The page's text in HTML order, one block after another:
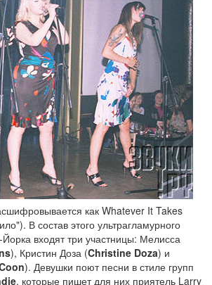
как Whatever It Takes
В состав этого ультрагламурного
входят три участницы: Мелисса
), Кристин Доза (Christine Doza) и
). Девушки поют песни в стиле групп
, которые пишет для них приятель Larry